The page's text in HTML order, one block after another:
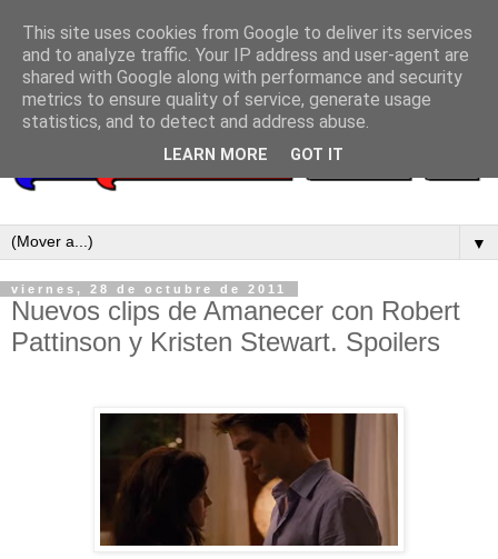
▼
viernes, 28 de octubre de 2011
Nuevos clips de Amanecer con Robert
Pattinson y Kristen Stewart. Spoilers
This site uses cookies from Google to deliver its services
and to analyze traffic. Your IP address and user-agent are
shared with Google along with performance and security
metrics to ensure quality of service, generate usage
statistics, and to detect and address abuse.
LEARN MORE GOT IT